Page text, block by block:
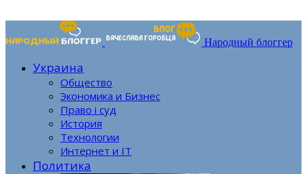
Народный блоггер
Украина
Общество
Экономика и Бизнес
Право і суд
История
Технологии
Интернет и IT
Политика